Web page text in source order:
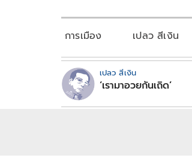
การเมือง เปลว สีเงิน
เปลว สีเงิน
‘เรามาอวยกันเถิด’